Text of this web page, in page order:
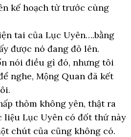
kế hoạch từ trước cùng
tai của Lục Uyên….bằng
được nó đang đỏ lên.
nói điều gì đó, nhưng tôi
nghe, Mộng Quan đã kết
thỏm không yên, thật ra
liệu Lục Uyên có đốt thứ này
chút của cũng không có.